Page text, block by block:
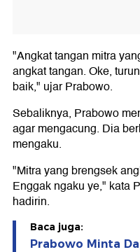
"Angkat tangan mitra
angkat tangan. Oke,
baik," ujar Prabowo.
Sebaliknya, Prabowo
agar mengacung. Dia
mengaku.
"Mitra yang brengsek
Enggak ngaku ye," kata
hadirin.
Baca juga:
Prabowo Minta